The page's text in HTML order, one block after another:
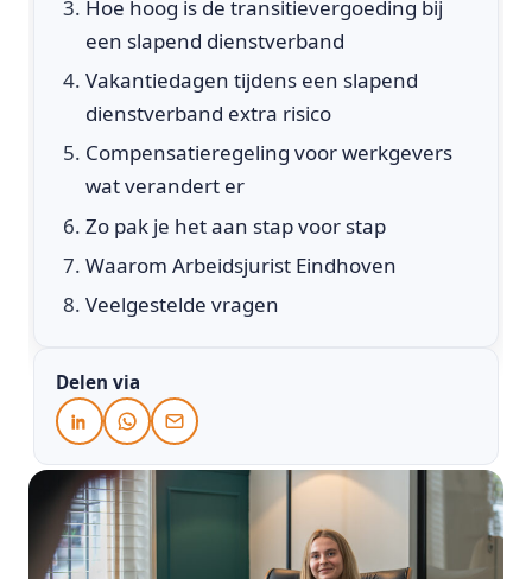
Hoe hoog is de transitievergoeding bij
een slapend dienstverband
Vakantiedagen tijdens een slapend
dienstverband extra risico
Compensatieregeling voor werkgevers
wat verandert er
Zo pak je het aan stap voor stap
Waarom Arbeidsjurist Eindhoven
Veelgestelde vragen
Delen via